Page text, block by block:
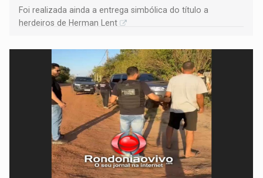
Foi realizada ainda a entrega simbólica do título a
herdeiros de Herman Lent